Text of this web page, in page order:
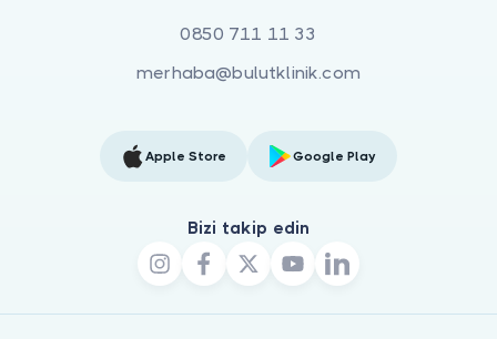
0850 711 11 33
merhaba@bulutklinik.com
Apple Store Google Play
Bizi takip edin